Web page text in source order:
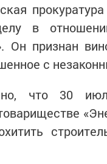
в
Он признан
с
что 30